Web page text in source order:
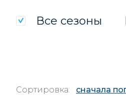
Все сезоны
Сортировка: сначала